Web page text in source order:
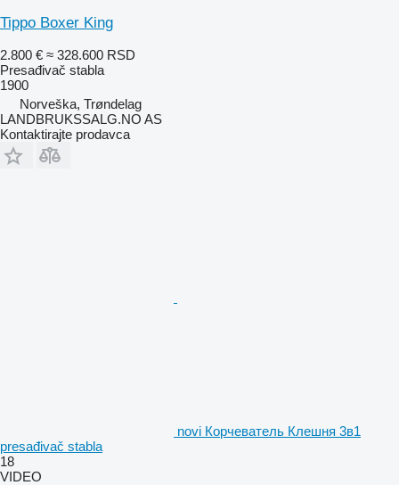
Tippo Boxer King
2.800 € ≈ 328.600 RSD
Presađivač stabla
1900
Norveška, Trøndelag
LANDBRUKSSALG.NO AS
Kontaktirajte prodavca
novi Корчеватель Клешня 3в1
presađivač stabla
18
VIDEO